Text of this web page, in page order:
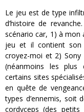
Le jeu est de type
d’histoire de
scénario car, 1) à mon
jeu et il contient son
croyez-moi et 2) Sony
(néanmoins les
certains sites
en quête de
types d’ennemis, soit
cordyceps (des